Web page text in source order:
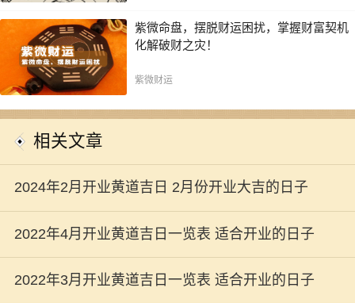
紫微命盘，摆脱财运困扰，掌握财富契机
化解破财之灾！
紫微财运
相关文章
2024年2月开业黄道吉日 2月份开业大吉的日子
2022年4月开业黄道吉日一览表 适合开业的日子
2022年3月开业黄道吉日一览表 适合开业的日子